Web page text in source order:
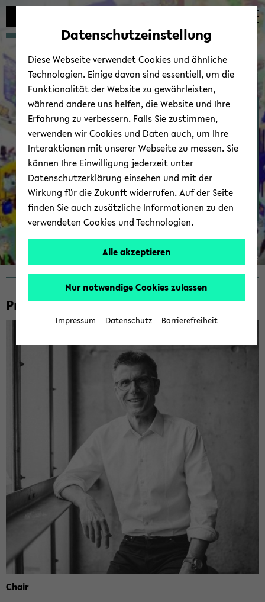
Automatische
vermeiden
skip
main
skip
main
skip
footer
Biophysics &
Nanosciences­ „Physics of
Life“
Home
Bio­phy­sics staff © Uni­ver­si­tät Bie­le­feld/Ni­klas Biere
Prof. Dr. Dario An­sel­met­ti
Chair
Datenschutzeinstellung
Diese Webseite verwendet Cookies und ähnliche
Technologien. Einige davon sind essentiell, um die
Funktionalität der Website zu gewährleisten,
während andere uns helfen, die Website und Ihre
Erfahrung zu verbessern. Falls Sie zustimmen,
verwenden wir Cookies und Daten auch, um Ihre
Interaktionen mit unserer Webseite zu messen. Sie
können Ihre Einwilligung jederzeit unter
Datenschutzerklärung einsehen und mit der
Wirkung für die Zukunft widerrufen. Auf der Seite
finden Sie auch zusätzliche Informationen zu den
verwendeten Cookies und Technologien.
Alle akzeptieren
Nur notwendige Cookies zulassen
Impressum Datenschutz Barrierefreiheit